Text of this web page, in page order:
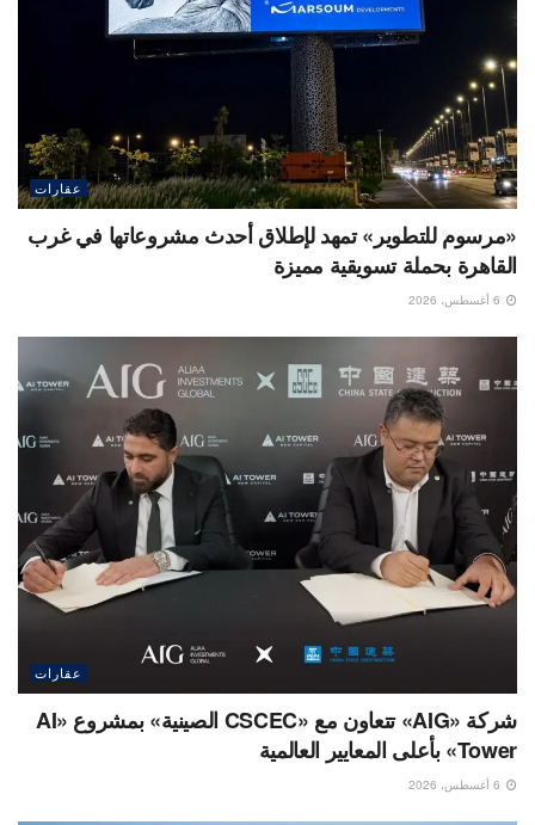
عقارات
«مرسوم للتطوير» تمهد لإطلاق أحدث مشروعاتها في غرب
القاهرة بحملة تسويقية مميزة
عقارات
شركة «AIG» تتعاون مع «CSCEC الصينية» بمشروع «AI
Tower» بأعلى المعايير العالمية